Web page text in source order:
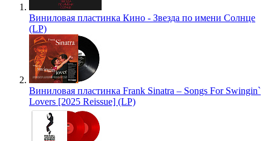
Виниловая пластинка Кино - Звезда по имени Солнце
(LP)
Виниловая пластинка Frank Sinatra – Songs For Swingin`
Lovers [2025 Reissue] (LP)